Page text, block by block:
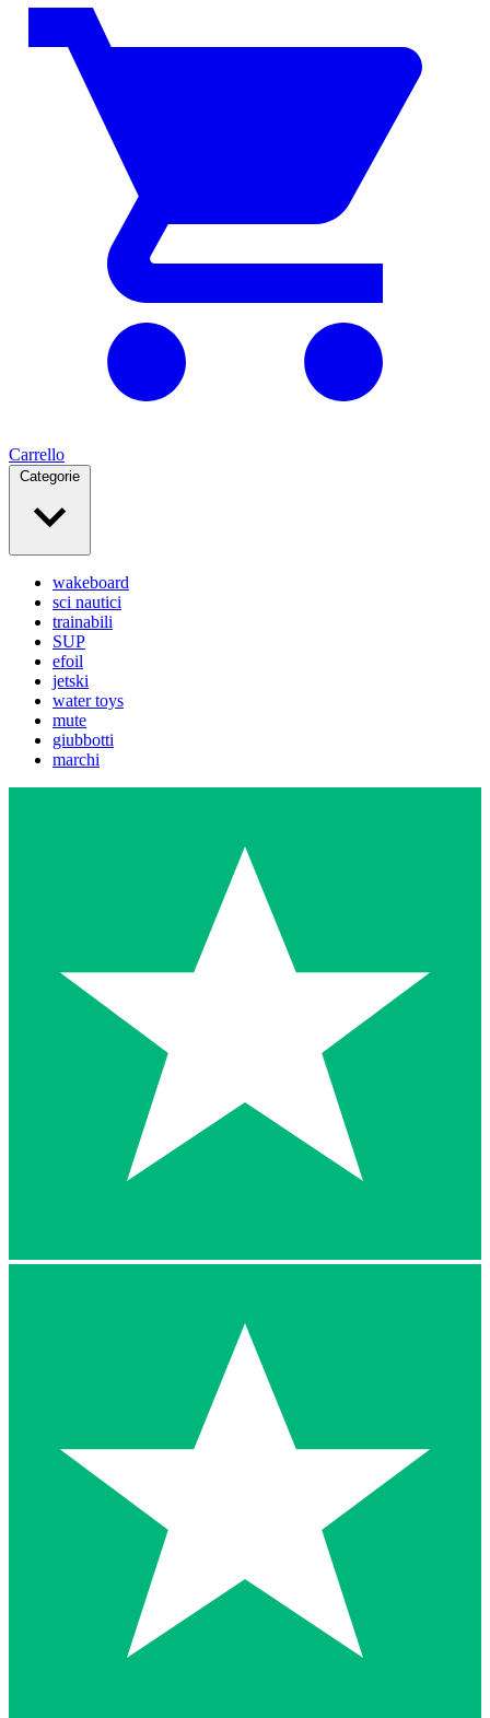
Carrello
Categorie
wakeboard
sci nautici
trainabili
SUP
efoil
jetski
water toys
mute
giubbotti
marchi